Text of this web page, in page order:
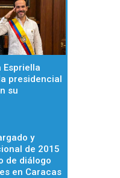
Espriella
presidencial
su
y
de 2015
de diálogo
en Caracas